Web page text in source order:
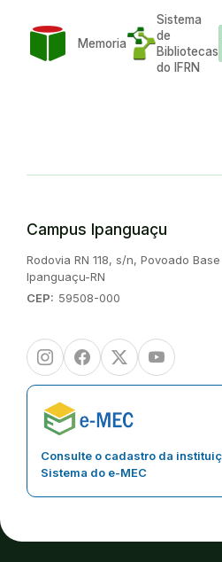
Memoria
Sistema
de
Bibliotecas
do IFRN
Campus Ipanguaçu
Endereço:
Rodovia RN 118, s/n, Povoado
Ipanguaçu-RN
CEP: 59508-000
InstagramFacebookTwitter/XYoutube
Consulte o cadastro da
Sistema do e-MEC